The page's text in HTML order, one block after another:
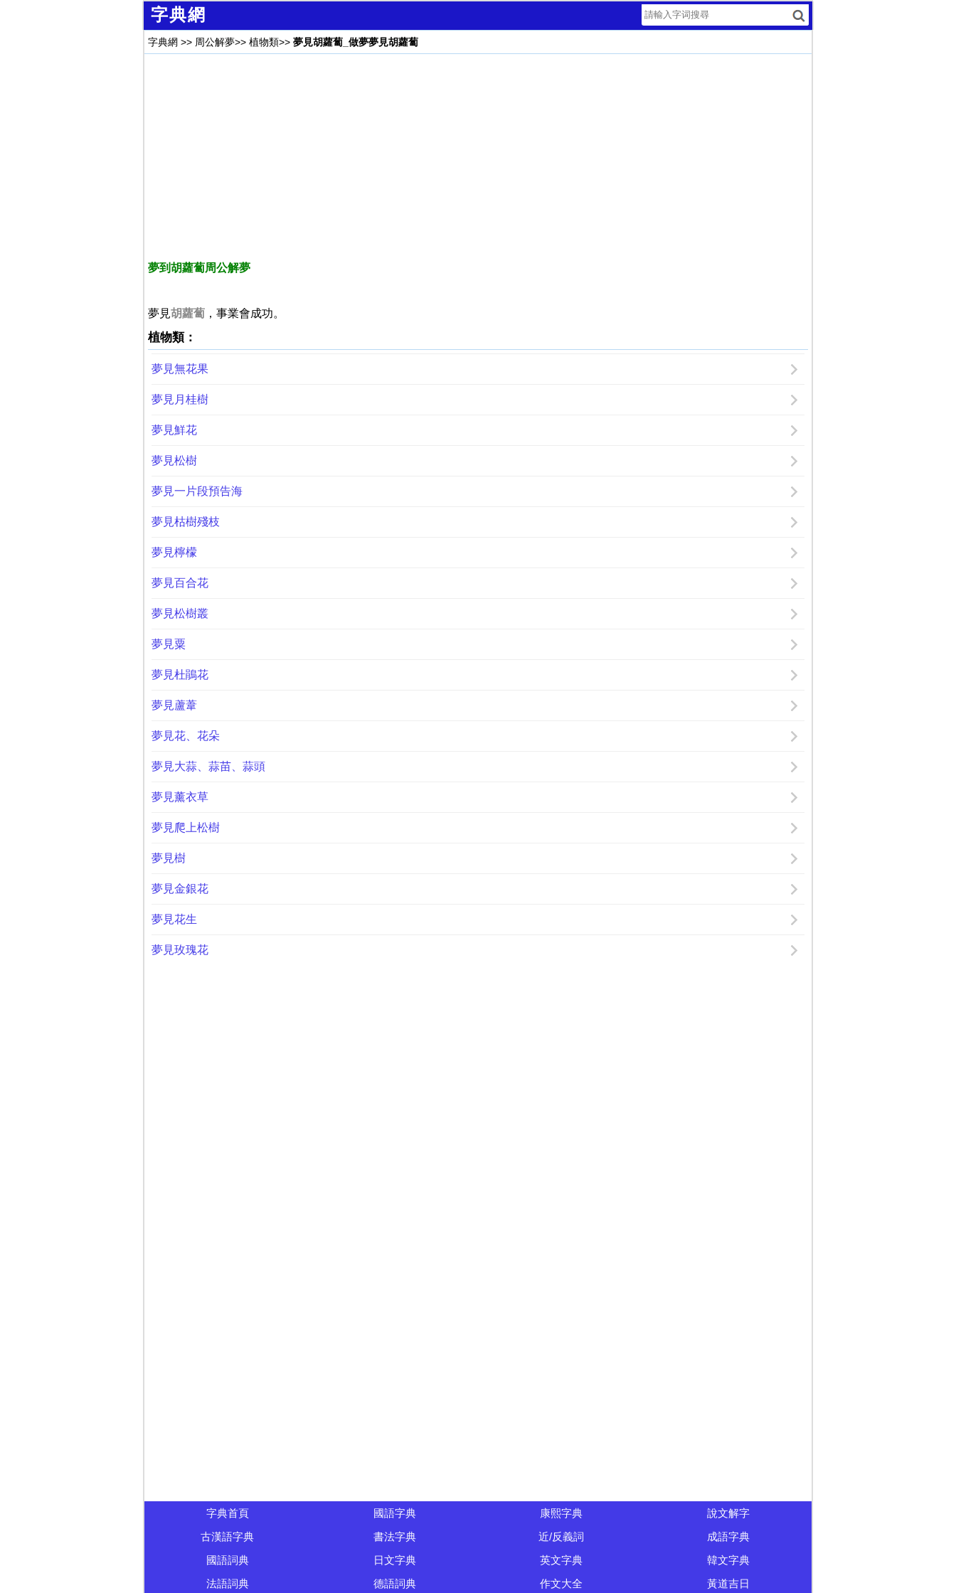
字典網
字典網 >> 周公解夢>> 植物類>> 夢見胡蘿蔔_做夢夢見胡蘿蔔
夢到胡蘿蔔周公解夢
夢見胡蘿蔔，事業會成功。
植物類：
夢見無花果
夢見月桂樹
夢見鮮花
夢見松樹
夢見一片段預告海
夢見枯樹殘枝
夢見檸檬
夢見百合花
夢見松樹叢
夢見粟
夢見杜鵑花
夢見蘆葦
夢見花、花朵
夢見大蒜、蒜苗、蒜頭
夢見薰衣草
夢見爬上松樹
夢見樹
夢見金銀花
夢見花生
夢見玫瑰花
字典首頁 國語字典 康熙字典
說文解字
古漢語字典
書法字典 近/反義詞
成語字典
國語詞典
日文字典 英文字典
韓文字典
法語詞典
德語詞典 作文大全 黃道吉日